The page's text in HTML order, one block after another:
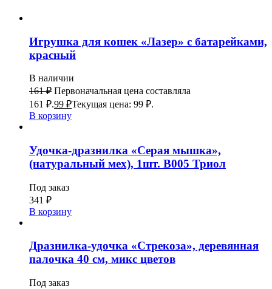
Игрушка для кошек «Лазер» с батарейками,
красный
В наличии
161₽ Первоначальная цена составляла
161 ₽.99 ₽Текущая цена: 99 ₽.
В корзину
Удочка-дразнилка «Серая мышка»,
(натуральный мех), 1шт. В005 Триол
Под заказ
341 ₽
В корзину
Дразнилка-удочка «Стрекоза», деревянная
палочка 40 см, микс цветов
Под заказ